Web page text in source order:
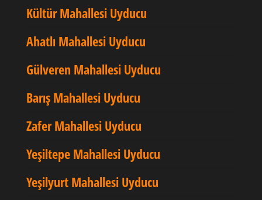
Kültür Mahallesi Uyducu
Ahatlı Mahallesi Uyducu
Gülveren Mahallesi Uyducu
Barış Mahallesi Uyducu
Zafer Mahallesi Uyducu
Yeşiltepe Mahallesi Uyducu
Yeşilyurt Mahallesi Uyducu